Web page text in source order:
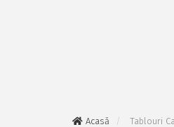
Acasă Tablouri